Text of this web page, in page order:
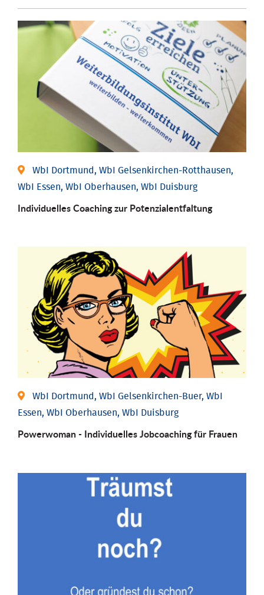
WbI Dortmund, WbI Gelsenkirchen-Rotthausen,
WbI Essen, WbI Oberhausen, WbI Duisburg
Individuelles Coaching zur Potenzialentfaltung
WbI Dortmund, WbI Gelsenkirchen-Buer, WbI
Essen, WbI Oberhausen, WbI Duisburg
Powerwoman - Individu­elles Job­coaching für Frauen